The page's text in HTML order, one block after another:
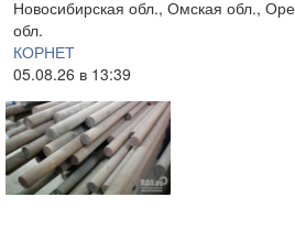
Новосибирская обл., Омская обл.,
обл.
КОРНЕТ
05.08.26 в 13:39